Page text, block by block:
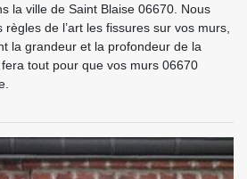
la ville de Saint Blaise 06670. Nous
de l’art les fissures sur vos murs,
la grandeur et la profondeur de la
tout pour que vos murs 06670